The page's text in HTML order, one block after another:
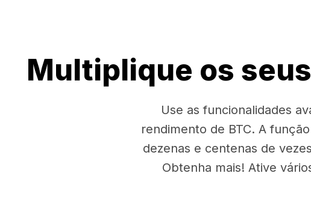
Multiplique os
Use as funcionalidades
rendimento de BTC. A função
dezenas e centenas de
Obtenha mais! Ative